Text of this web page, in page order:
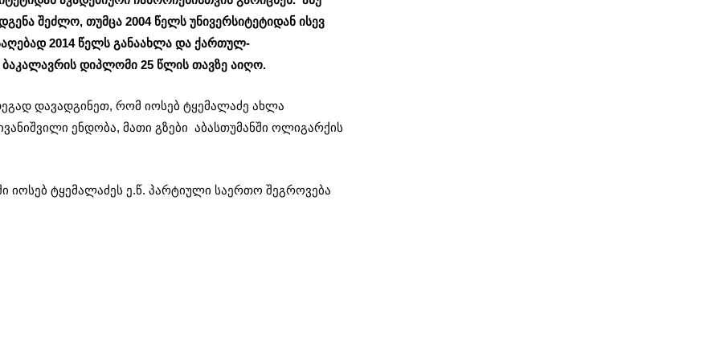
შეძლო, თუმცა 2004 წელს უნივერსიტეტიდან ისევ
2014 წელს განაახლა და ქართულ-
დიპლომი 25 წლის თავზე აიღო.
დავადგინეთ, რომ იოსებ ტყემალაძე ახლა
ენდობა, მათი გზები აბასთუმანში ოლიგარქის
იოსებ ტყემალაძეს ე.წ. პარტიული საერთო შეგროვება